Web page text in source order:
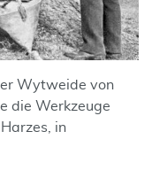
Wytweide von
die Werkzeuge
in